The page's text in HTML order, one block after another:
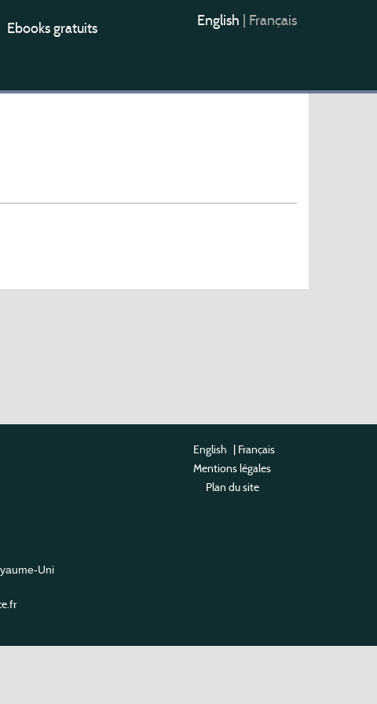
Ebooks gratuits English Français
Uni
English | Français
Mentions légales
Plan du site